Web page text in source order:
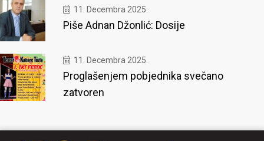
11. Decembra 2025.
Piše Adnan Džonlić: Dosije
11. Decembra 2025.
Proglašenjem pobjednika svečano
zatvoren